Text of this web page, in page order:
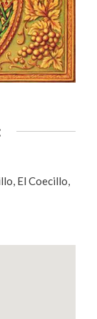
El Coecillo,